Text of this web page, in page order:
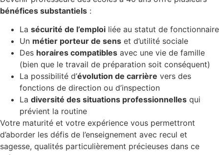
bénéfices substantiels :
La sécurité de l’emploi liée au statut de fonctionnaire
Un métier porteur de sens et d’utilité sociale
Des horaires compatibles avec une vie de famille
(bien que le travail de préparation soit conséquent)
La possibilité d’évolution de carrière vers des
fonctions de direction ou d’inspection
La diversité des situations professionnelles qui
prévient la routine
Votre maturité et votre expérience vous permettront
d’aborder les défis de l’enseignement avec recul et
sagesse, qualités particulièrement précieuses dans ce